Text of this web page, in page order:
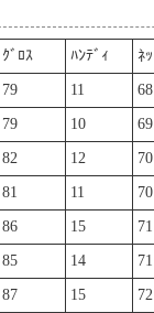
ｸﾞﾛｽ ﾊﾝﾃﾞｨ ﾈ
79 11 68
79 10 69
82 12 70
81 11 70
86 15 71
85 14 71
87 15 72